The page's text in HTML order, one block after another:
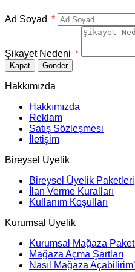
Ad Soyad *
Şikayet Nedeni *
Kapat Gönder
Hakkımızda
Hakkımızda
Reklam
Satış Sözleşmesi
İletişim
Bireysel Üyelik
Bireysel Üyelik Paketleri
İlan Verme Kuralları
Kullanım Koşulları
Kurumsal Üyelik
Kurumsal Mağaza
Mağaza Açma Şartları
Nasıl Mağaza